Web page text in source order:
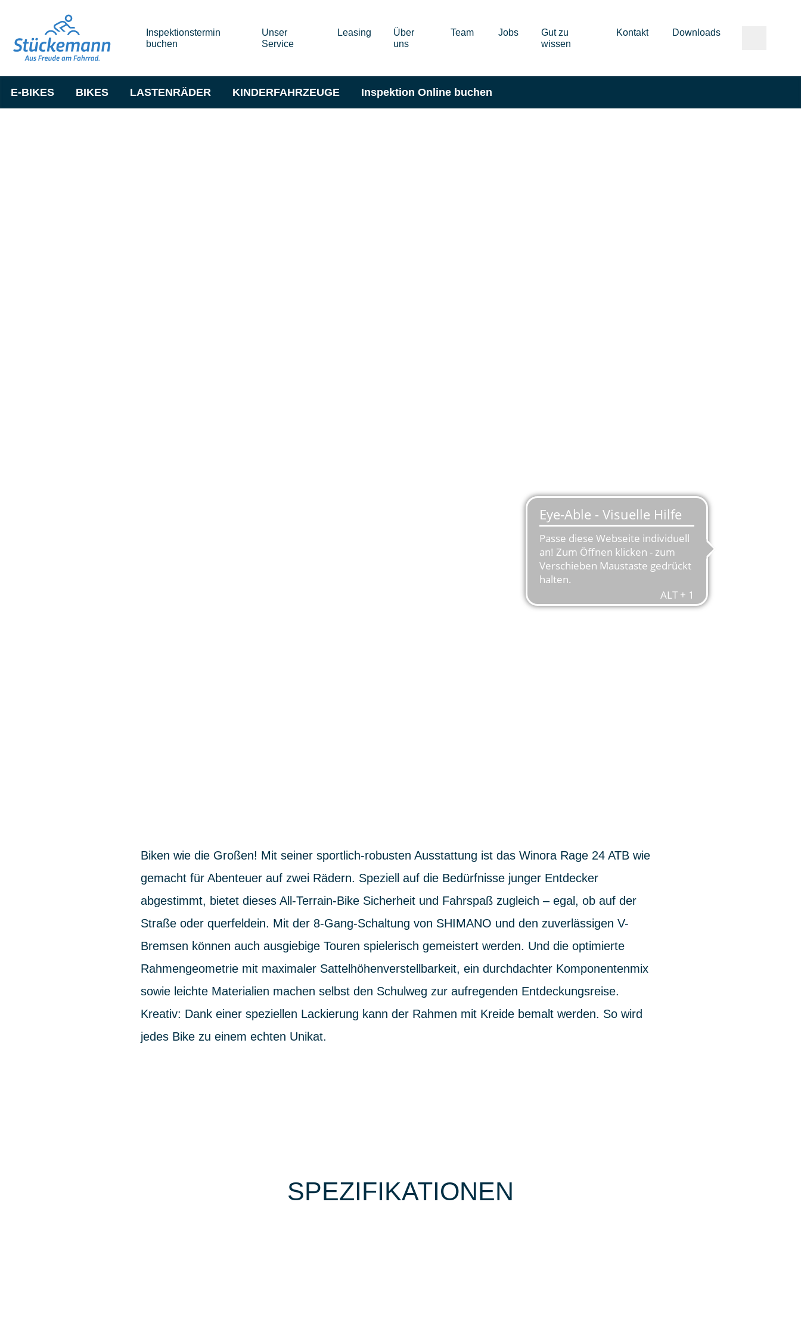
Inspektionstermin
buchen
Unser
Service
Leasing
Über
uns
Team Jobs
Gut zu
wissen
Kontakt Downloads
E-BIKES BIKES LASTENRÄDER KINDERFAHRZEUGE Inspektion Online buchen
Biken wie die Großen! Mit seiner sportlich-robusten Ausstattung ist das Winora Rage 24 ATB wie
gemacht für Abenteuer auf zwei Rädern. Speziell auf die Bedürfnisse junger Entdecker
abgestimmt, bietet dieses All-Terrain-Bike Sicherheit und Fahrspaß zugleich – egal, ob auf der
Straße oder querfeldein. Mit der 8-Gang-Schaltung von SHIMANO und den zuverlässigen V-
Bremsen können auch ausgiebige Touren spielerisch gemeistert werden. Und die optimierte
Rahmengeometrie mit maximaler Sattelhöhenverstellbarkeit, ein durchdachter Komponentenmix
sowie leichte Materialien machen selbst den Schulweg zur aufregenden Entdeckungsreise.
Kreativ: Dank einer speziellen Lackierung kann der Rahmen mit Kreide bemalt werden. So wird
jedes Bike zu einem echten Unikat.
SPEZIFIKATIONEN